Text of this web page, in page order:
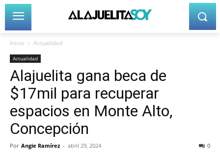
Inicio Actualidad
Actualidad
Alajuelita gana beca de
$17mil para recuperar
espacios en Monte Alto,
Concepción
Por Angie Ramírez - abril 29, 2024 0